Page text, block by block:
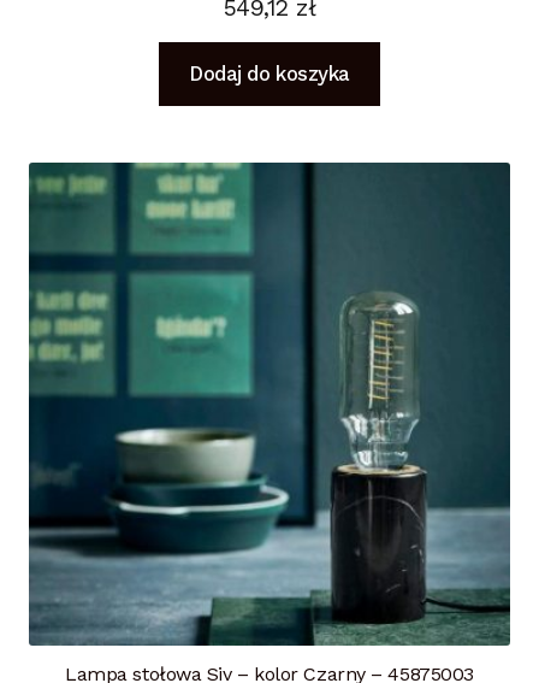
549,12 zł
Dodaj do koszyka
Lampa stołowa Siv – kolor Czarny – 45875003